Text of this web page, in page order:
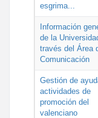
esgrima...
Información
de la
través del Área
Comunicación
Gestión de
actividades de
promoción del
valenciano